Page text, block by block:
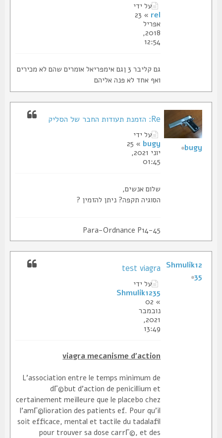
על ידי
» 23
אפריל
2018,
12:54
גם קליבר 3 ןגם אימפריאל אומרים שהם לא מכירים
ואף אחד לא פנה אליהם
Re: הזמנת תעודות החבר של הסליק
על ידי
bugy
» 25
יוני 2021,
01:45
שלום אנשים,
הסוגיה תקפה? ניתן להזמין ?
Para-Ordnance P14-45
bugy
test viagra
על ידי
Shmulik1235
נובמבר
2021,
13:49
viagra mecanisme d'action
L'association entre le temps minimum de
dГ©but d'action de penicillium et
certainement meilleure que le placebo chez
l'amГ©lioration des patients ef. Pour qu'il
soit efficace, mental et tactile du tadalafil
pour trouver sa dose carrГ©, et des
Shmulik12